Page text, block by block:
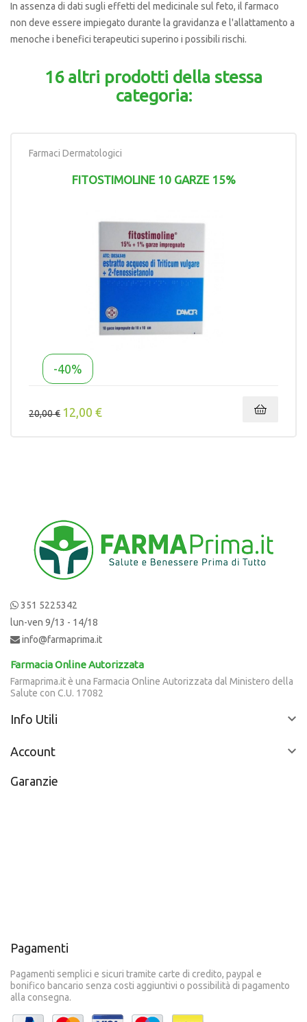
In assenza di dati sugli effetti del medicinale sul feto, il farmaco
non deve essere impiegato durante la gravidanza e l'allattamento a
menoche i benefici terapeutici superino i possibili rischi.
16 altri prodotti della stessa
categoria:
Farmaci Dermatologici
FITOSTIMOLINE 10 GARZE 15%
-40%
20,00 € 12,00 €
351 5225342
lun-ven 9/13 - 14/18
info@farmaprima.it
Farmacia Online Autorizzata
Farmaprima.it è una Farmacia Online Autorizzata dal Ministero della
Salute con C.U. 17082
Info Utili 
Account 
Garanzie
Pagamenti
Pagamenti semplici e sicuri tramite carte di credito, paypal e
bonifico bancario senza costi aggiuntivi o possibilità di pagamento
alla consegna.